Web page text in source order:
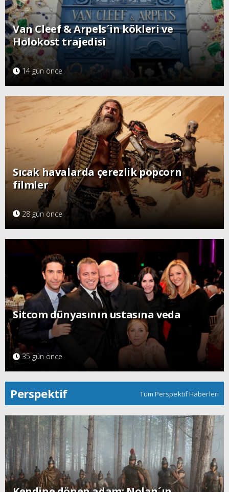
Van Cleef & Arpels´in kökleri ve
Holokost trajedisi
14 gün önce
Sıcak havalarda çerezlik popcorn
filmler
28 gün önce
Sitcom dünyasının ustasına veda
35 gün önce
Perspektif Tüm Perspektif Haberleri